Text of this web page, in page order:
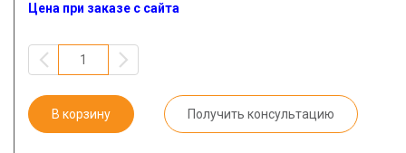
Цена при заказе с сайта
В корзину Получить консультацию